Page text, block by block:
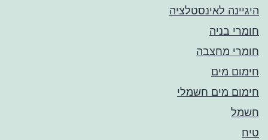
היגיינה לאינסטלציה
חומרי בניה
חומרי מחצבה
חימום מים
חימום מים חשמלי
חשמל
טיח